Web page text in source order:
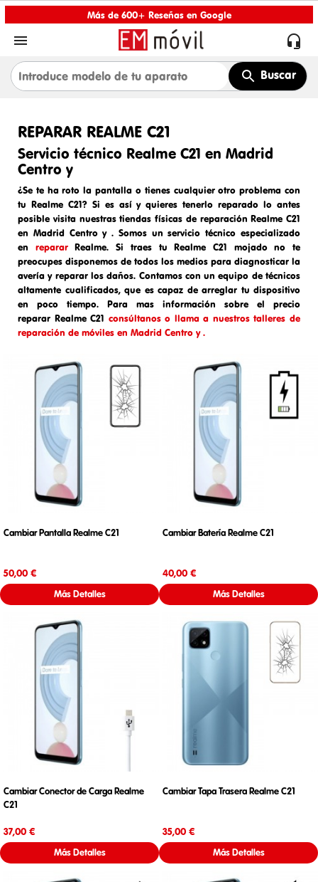
Más de 600+ Reseñas en Google
 
Buscar
REPARAR REALME C21
Servicio técnico Realme C21 en Madrid
Centro y
¿Se te ha roto la pantalla o tienes cualquier otro problema con
tu Realme C21? Si es así y quieres tenerlo reparado lo antes
posible visita nuestras tiendas físicas de reparación Realme C21
en Madrid Centro y. Somos unservicio técnico especializado
en repararRealme. Si traes tu Realme C21 mojadono te
preocupes disponemos de todos los medios para diagnosticar la
avería y reparar los daños. Contamos con un equipo de técnicos
altamente cualificados, que es capaz de arreglar tu dispositivo
en poco tiempo. Para mas información sobre el precio
reparar Realme C21 consúltanos o llama a nuestros talleres de
reparación de móviles en Madrid Centro y .
Cambiar Pantalla Realme C21
50,00 €
Más Detalles
Cambiar Batería Realme C21
40,00 €
Más Detalles
Cambiar Conector de Carga Realme
C21
37,00 €
Más Detalles
Cambiar Tapa Trasera Realme C21
35,00 €
Más Detalles